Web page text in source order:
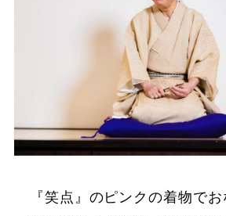
『笑点』のピンクの着物で